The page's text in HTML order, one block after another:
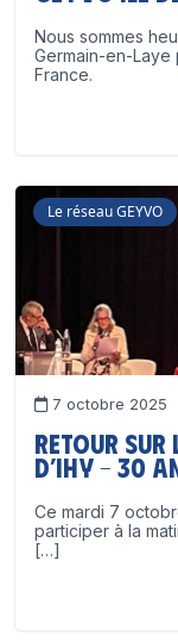
Nous sommes
Germain-en-Laye
France.
Le réseau GEYVO
7 octobre 2025
Retour sur
d’IHY – 30
Ce mardi 7
participer à la
[…]